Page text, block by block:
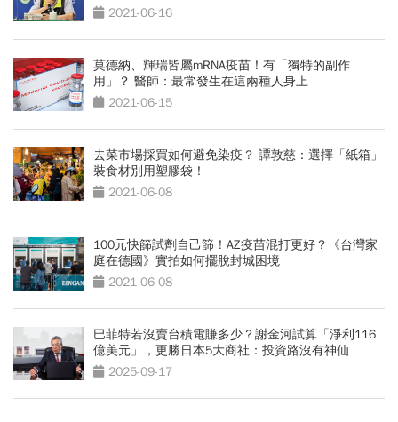
2021-06-16
莫德納、輝瑞皆屬mRNA疫苗！有「獨特的副作
用」？ 醫師：最常發生在這兩種人身上
2021-06-15
去菜市場採買如何避免染疫？ 譚敦慈：選擇「紙箱」
裝食材別用塑膠袋！
2021-06-08
100元快篩試劑自己篩！AZ疫苗混打更好？《台灣家
庭在德國》實拍如何擺脫封城困境
2021-06-08
巴菲特若沒賣台積電賺多少？謝金河試算「淨利116
億美元」，更勝日本5大商社：投資路沒有神仙
2025-09-17